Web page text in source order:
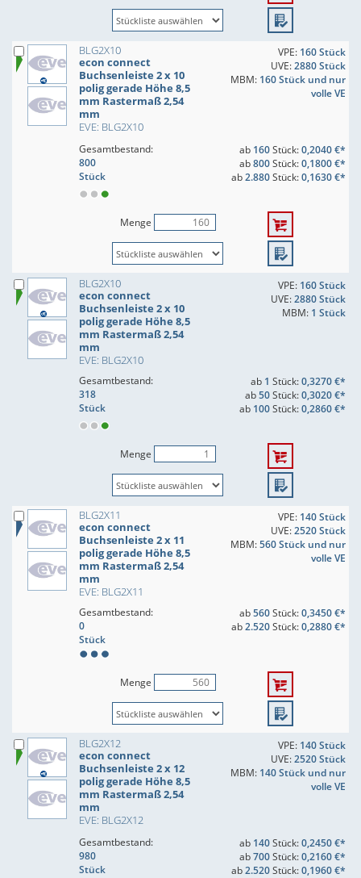
BLG2X10
econ connect
Buchsenleiste 2 x 10
polig gerade Höhe 8,5
mm Rastermaß 2,54
mm
EVE: BLG2X10
VPE: 160 Stück
UVE:2880 Stück
MBM: 160 Stück und nur
volle VE
Gesamtbestand:
800
Stück
ab 160Stück:0,2040 €*
ab800Stück:0,1800 €*
ab2.880Stück:0,1630 €*
Menge
BLG2X10
econ connect
Buchsenleiste 2 x 10
polig gerade Höhe 8,5
mm Rastermaß 2,54
mm
EVE: BLG2X10
VPE: 160 Stück
UVE:2880 Stück
MBM: 1 Stück
Gesamtbestand:
318
Stück
ab 1 Stück:0,3270 €*
ab50Stück:0,3020 €*
ab 100Stück:0,2860 €*
Menge
BLG2X11
econ connect
Buchsenleiste 2 x 11
polig gerade Höhe 8,5
mm Rastermaß 2,54
mm
EVE: BLG2X11
VPE: 140 Stück
UVE:2520 Stück
MBM:560 Stück und nur
volle VE
Gesamtbestand:
0
Stück
ab560Stück:0,3450 €*
ab2.520Stück:0,2880 €*
Menge
BLG2X12
econ connect
Buchsenleiste 2 x 12
polig gerade Höhe 8,5
mm Rastermaß 2,54
mm
EVE: BLG2X12
VPE: 140 Stück
UVE:2520 Stück
MBM: 140 Stück und nur
volle VE
Gesamtbestand:
980
Stück
ab 140Stück:0,2450 €*
ab700Stück:0,2160 €*
ab2.520Stück:0,1960 €*